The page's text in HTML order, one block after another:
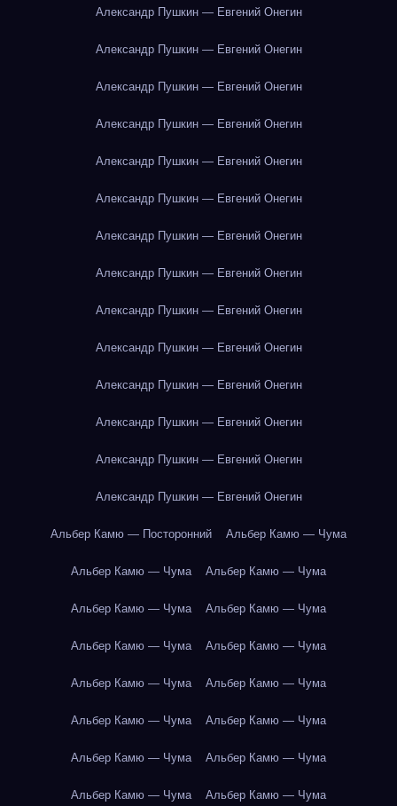
Александр Пушкин — Евгений Онегин
Александр Пушкин — Евгений Онегин
Александр Пушкин — Евгений Онегин
Александр Пушкин — Евгений Онегин
Александр Пушкин — Евгений Онегин
Александр Пушкин — Евгений Онегин
Александр Пушкин — Евгений Онегин
Александр Пушкин — Евгений Онегин
Александр Пушкин — Евгений Онегин
Александр Пушкин — Евгений Онегин
Александр Пушкин — Евгений Онегин
Александр Пушкин — Евгений Онегин
Александр Пушкин — Евгений Онегин
Александр Пушкин — Евгений Онегин
Альбер Камю — Посторонний Альбер Камю — Чума
Альбер Камю — Чума Альбер Камю — Чума
Альбер Камю — Чума Альбер Камю — Чума
Альбер Камю — Чума Альбер Камю — Чума
Альбер Камю — Чума Альбер Камю — Чума
Альбер Камю — Чума Альбер Камю — Чума
Альбер Камю — Чума Альбер Камю — Чума
Альбер Камю — Чума Альбер Камю — Чума